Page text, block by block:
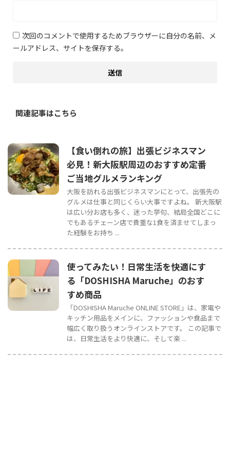
次回のコメントで使用するためブラウザーに自分の名前、メ
ールアドレス、サイトを保存する。
関連記事はこちら
【食い倒れの旅】出張ビジネスマン
必見！新大阪駅周辺のおすすめ定番
ご当地グルメランキング
大阪を訪れる出張ビジネスマンにとって、出張先の
グルメは仕事と同じくらい大事ですよね。 新大阪駅
は広い分お店も多く、迷った挙句、結局全国どこに
でもあるチェーン店で貴重な1食を済ませてしまっ
た経験をお持ち ...
使ってみたい！日常生活を快適にす
る「DOSHISHA Maruche」のおす
すめ商品
「DOSHISHA Maruche ONLINE STORE」は、家電や
キッチン用品をメインに、ファッションや食品まで
幅広く取り扱うオンラインストアです。 この記事で
は、日常生活をより快適に、そして楽 ...